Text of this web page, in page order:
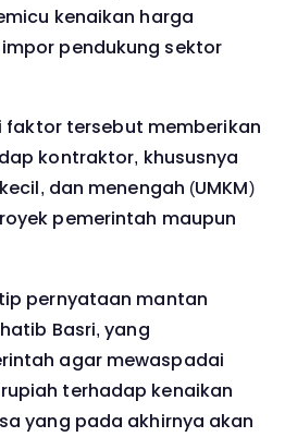
kenaikan harga
pendukung sektor
faktor tersebut memberikan
kontraktor, khususnya
dan menengah (UMKM)
pemerintah maupun
pernyataan mantan
Basri, yang
agar mewaspadai
terhadap kenaikan
yang pada akhirnya akan